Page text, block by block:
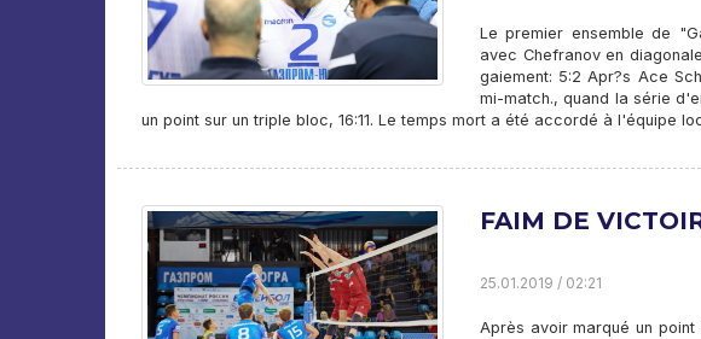
Le premier ensemble de
avec Chefranov en
gaiement: 5:2 Apr?s Ace
mi-match., quand la série
un point sur un triple bloc, 16:11. Le temps mort a été accordé à l'équipe
FAIM DE
25.01.2019 / 02:21
Après avoir marqué un